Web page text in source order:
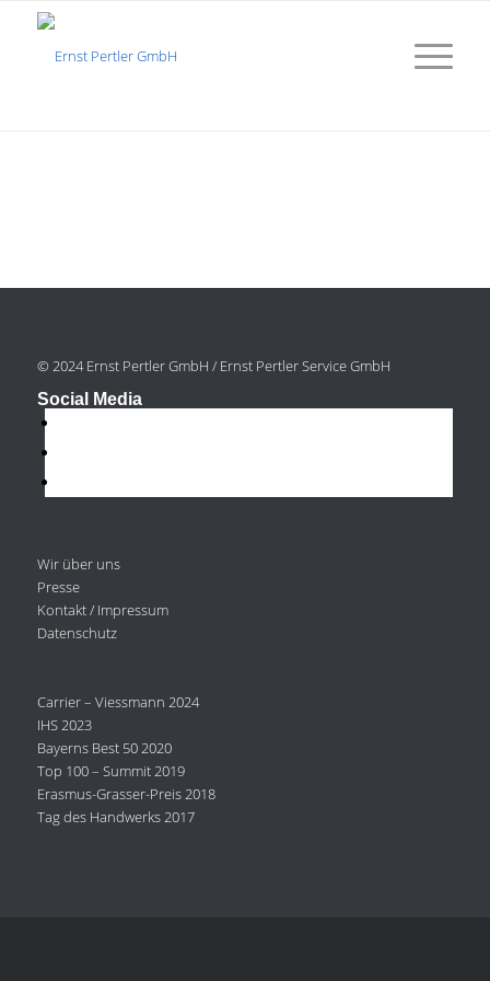
© 2024 Ernst Pertler GmbH / Ernst Pertler Service GmbH
Social Media
Wir über uns
Presse
Kontakt / Impressum
Datenschutz
Carrier – Viessmann 2024
IHS 2023
Bayerns Best 50 2020
Top 100 – Summit 2019
Erasmus-Grasser-Preis 2018
Tag des Handwerks 2017